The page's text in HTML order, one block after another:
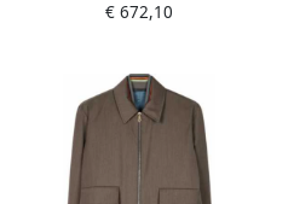
€ 672,10